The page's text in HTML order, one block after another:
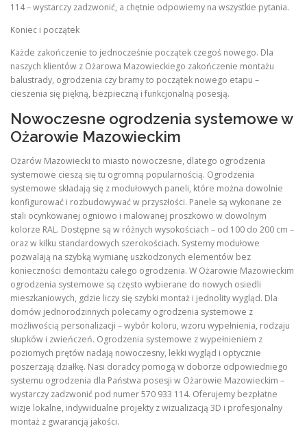
114 – wystarczy zadzwonić, a chętnie odpowiemy na wszystkie pytania.
Koniec i początek
Każde zakończenie to jednocześnie początek czegoś nowego. Dla
naszych klientów z Ożarowa Mazowieckiego zakończenie montażu
balustrady, ogrodzenia czy bramy to początek nowego etapu –
cieszenia się piękną, bezpieczną i funkcjonalną posesją.
Nowoczesne ogrodzenia systemowe w
Ożarowie Mazowieckim
Ożarów Mazowiecki to miasto nowoczesne, dlatego ogrodzenia
systemowe cieszą się tu ogromną popularnością. Ogrodzenia
systemowe składają się z modułowych paneli, które można dowolnie
konfigurować i rozbudowywać w przyszłości. Panele są wykonane ze
stali ocynkowanej ogniowo i malowanej proszkowo w dowolnym
kolorze RAL. Dostępne są w różnych wysokościach – od 100 do 200 cm –
oraz w kilku standardowych szerokościach. Systemy modułowe
pozwalają na szybką wymianę uszkodzonych elementów bez
konieczności demontażu całego ogrodzenia. W Ożarowie Mazowieckim
ogrodzenia systemowe są często wybierane do nowych osiedli
mieszkaniowych, gdzie liczy się szybki montaż i jednolity wygląd. Dla
domów jednorodzinnych polecamy ogrodzenia systemowe z
możliwością personalizacji – wybór koloru, wzoru wypełnienia, rodzaju
słupków i zwieńczeń. Ogrodzenia systemowe z wypełnieniem z
poziomych prętów nadają nowoczesny, lekki wygląd i optycznie
poszerzają działkę. Nasi doradcy pomogą w doborze odpowiedniego
systemu ogrodzenia dla Państwa posesji w Ożarowie Mazowieckim –
wystarczy zadzwonić pod numer 570 933 114. Oferujemy bezpłatne
wizje lokalne, indywidualne projekty z wizualizacją 3D i profesjonalny
montaż z gwarancją jakości.